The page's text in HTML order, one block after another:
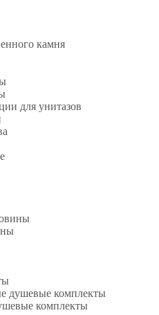
камня
для унитазов
душевые комплекты
комплекты